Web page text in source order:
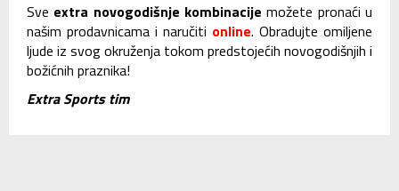
Sve extra novogodišnje kombinacijemožete pronaći u
našim prodavnicama i naručiti online. Obradujte omiljene
ljude iz svog okruženja tokom predstojećih novogodišnjih i
božićnih praznika!
Extra Sports tim